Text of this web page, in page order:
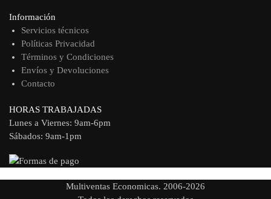
Información
Servicios técnicos
Políticas Privacidad
Términos y Condiciones
Envíos y Devoluciones
Contacto
HORAS TRABAJADAS
Lunes a Viernes: 9am-6pm
Sábados: 9am-1pm
Multiventas Economicas. 2006-2026